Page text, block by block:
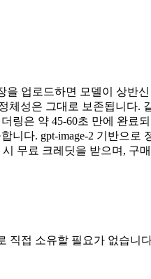
업로드하면 모델이 상반
성은 그대로 보존됩니다.
은 약 45-60초 만에 완료
다. gpt-image-2 기반으로
무료 크레딧을 받으며, 구
접 소유할 필요가 없습니